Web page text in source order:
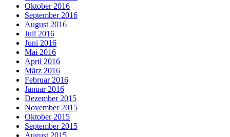
Oktober 2016
September 2016
August 2016
Juli 2016
Juni 2016
Mai 2016
April 2016
März 2016
Februar 2016
Januar 2016
Dezember 2015
November 2015
Oktober 2015
September 2015